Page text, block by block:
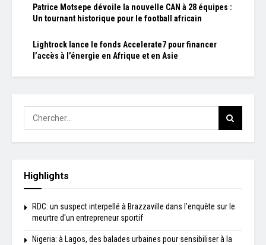
Patrice Motsepe dévoile la nouvelle CAN à 28 équipes :
Un tournant historique pour le football africain
Lightrock lance le fonds Accelerate7 pour financer
l’accès à l’énergie en Afrique et en Asie
Highlights
RDC: un suspect interpellé à Brazzaville dans l’enquête sur le
meurtre d'un entrepreneur sportif
Nigeria: à Lagos, des balades urbaines pour sensibiliser à la